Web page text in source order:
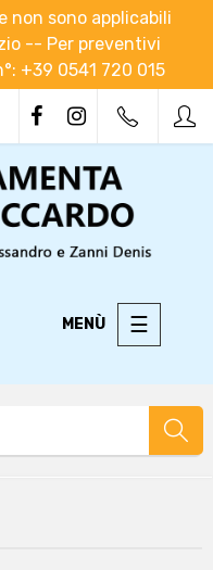
non sono applicabili
-- Per preventivi
+39 0541 720 015
Toggle
☰